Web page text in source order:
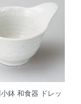
鉢 和食器 ドレッ